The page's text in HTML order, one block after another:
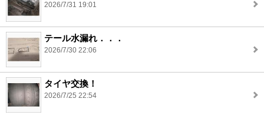
2026/7/31 19:01
テール水漏れ．．．
2026/7/30 22:06
タイヤ交換！
2026/7/25 22:54